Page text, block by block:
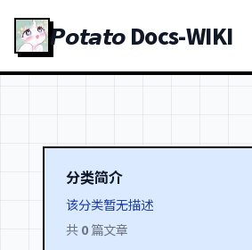
𝙋𝙤𝙩𝙖𝙩𝙤 Docs-WIKI
分类简介
该分类暂无描述
共 0 篇文章